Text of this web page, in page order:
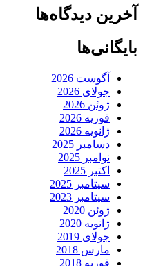
آخرین دیدگاه‌ها
بایگانی‌ها
آگوست 2026
جولای 2026
ژوئن 2026
فوریه 2026
ژانویه 2026
دسامبر 2025
نوامبر 2025
اکتبر 2025
سپتامبر 2025
سپتامبر 2023
ژوئن 2020
ژانویه 2020
جولای 2019
مارس 2018
فوریه 2018